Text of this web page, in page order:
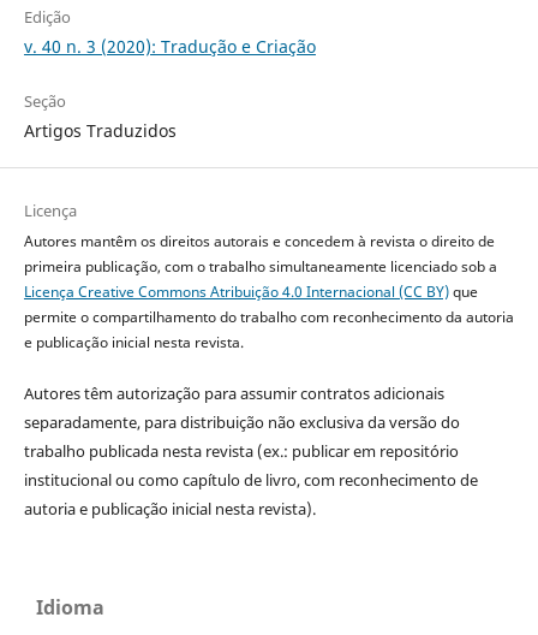
Edição
v. 40 n. 3 (2020): Tradução e Criação
Seção
Artigos Traduzidos
Licença
Autores mantêm os direitos autorais e concedem à revista o direito de
primeira publicação, com o trabalho simultaneamente licenciado sob a
Licença Creative Commons Atribuição 4.0 Internacional (CC BY)que
permite o compartilhamento do trabalho com reconhecimento da autoria
e publicação inicial nesta revista.
Autores têm autorização para assumir contratos adicionais
separadamente, para distribuição não exclusiva da versão do
trabalho publicada nesta revista (ex.: publicar em repositório
institucional ou como capítulo de livro, com reconhecimento de
autoria e publicação inicial nesta revista).
Idioma